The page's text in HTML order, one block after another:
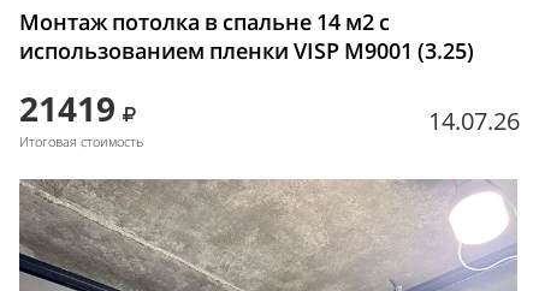
Монтаж потолка в спальне 14 м2 с
использованием пленки VISP M9001 (3.25)
21419
Итоговая стоимость
14.07.26